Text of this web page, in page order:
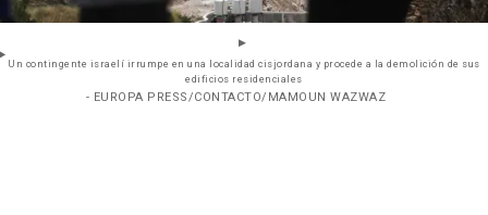
Un contingente israelí irrumpe en una localidad cisjordana y procede a la demolición de sus
edificios residenciales
- EUROPA PRESS/CONTACTO/MAMOUN WAZWAZ